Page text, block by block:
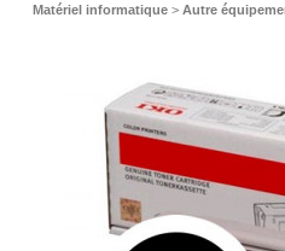
Matériel informatique > Autre